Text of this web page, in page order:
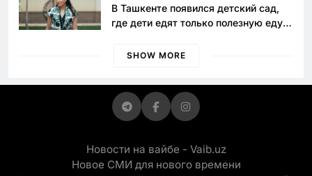
В Ташкенте появился детский сад,
где дети едят только полезную еду.
просить «кашу без сахара»
SHOW MORE
Новости на вайбе - Vaib.uz
Новое СМИ для нового времени